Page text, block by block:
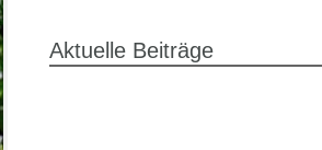
Aktuelle Beiträge